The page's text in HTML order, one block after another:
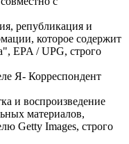
републикация и
которое содержит
EPA / UPG, строго
Я- Корреспондент
и воспроизведение
материалов,
Getty Images, строго